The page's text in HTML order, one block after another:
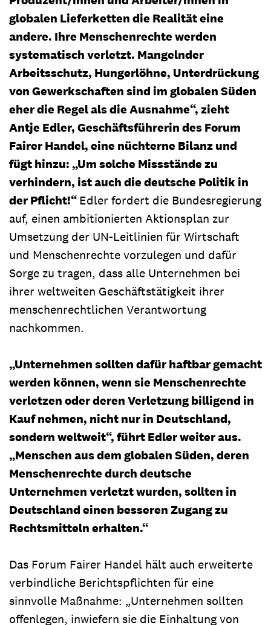
globalen Lieferketten die Realität eine
andere. Ihre Menschenrechte werden
systematisch verletzt. Mangelnder
Arbeitsschutz, Hungerlöhne, Unterdrückung
von Gewerkschaften sind im globalen Süden
eher die Regel als die Ausnahme“, zieht
Antje Edler, Geschäftsführerin des Forum
Fairer Handel, eine nüchterne Bilanz und
fügt hinzu: „Um solche Missstände zu
verhindern, ist auch die deutsche Politik in
der Pflicht!“Edler fordert die Bundesregierung
auf, einen ambitionierten Aktionsplan zur
Umsetzung der UN-Leitlinien für Wirtschaft
und Menschenrechte vorzulegen und dafür
Sorge zu tragen, dass alle Unternehmen bei
ihrer weltweiten Geschäftstätigkeit ihrer
menschenrechtlichen Verantwortung
nachkommen.
„Unternehmen sollten dafür haftbar gemacht
werden können, wenn sie Menschenrechte
verletzen oder deren Verletzung billigend in
Kauf nehmen, nicht nur in Deutschland,
sondern weltweit“, führt Edler weiter aus.
„Menschen aus dem globalen Süden, deren
Menschenrechte durch deutsche
Unternehmen verletzt wurden, sollten in
Deutschland einen besseren Zugang zu
Rechtsmitteln erhalten.“
Das Forum Fairer Handel hält auch erweiterte
verbindliche Berichtspflichten für eine
sinnvolle Maßnahme: „Unternehmen sollten
offenlegen, inwiefern sie die Einhaltung von